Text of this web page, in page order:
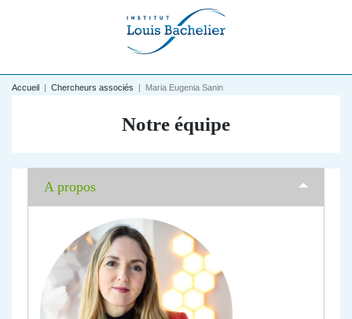
Accueil | Chercheurs associés | Maria Eugenia Sanin
Notre équipe
A propos